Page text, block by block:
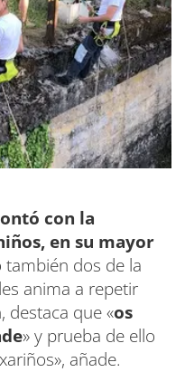
con la
en su mayor
también dos de la
anima a repetir
destaca que «os
» y prueba de ello
añade.